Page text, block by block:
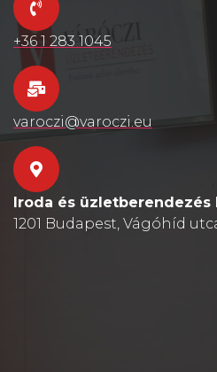
+36 1 283 1045
varoczi@varoczi.eu
Iroda és
1201 Budapest, Vágóhíd